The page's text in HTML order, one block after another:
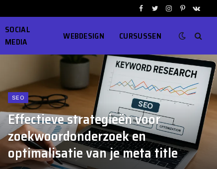
Facebook
TwitterInstagram
Pinterest
SOCIAL
MEDIA
WEBDESIGN CURSUSSEN
SEO
Effectieve strategieën voor
zoekwoordonderzoek en
optimalisatie van je meta title